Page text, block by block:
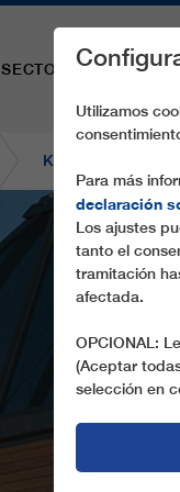
SECTORES PIEZAS
KONAKLI LIFT B
Utilizamos
Para más
declaración
Los ajustes
tanto el
tramitación
afectada.
OPCIONAL:
(Aceptar
selección en